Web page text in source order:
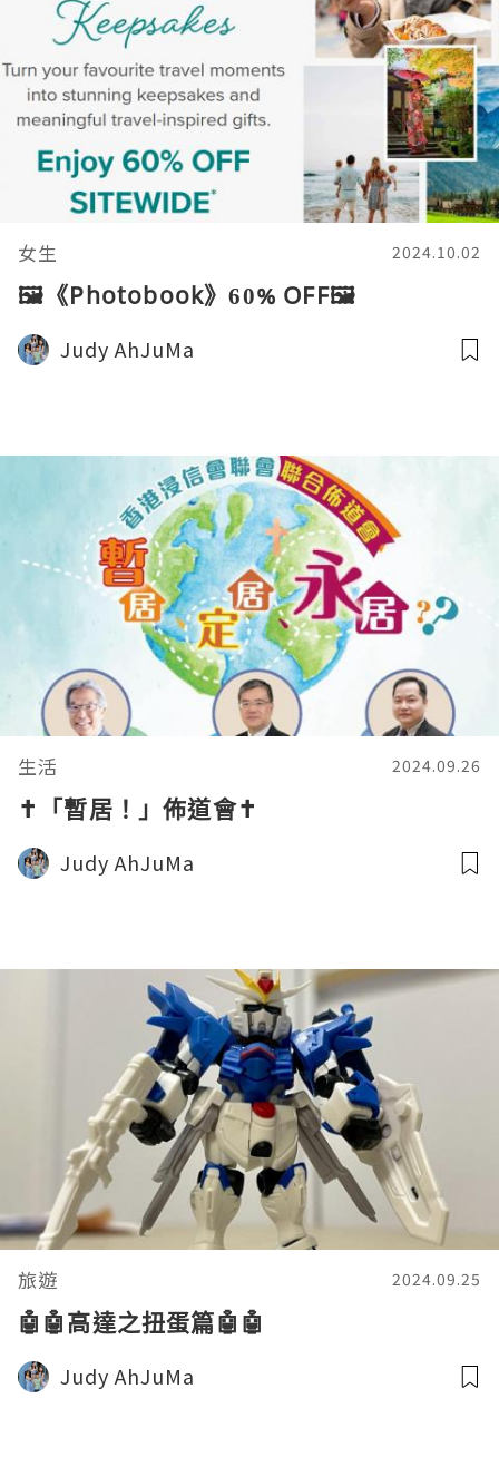
女生 2024.10.02
🖼️《Photobook》60% OFF🖼️
Judy AhJuMa
生活 2024.09.26
✝️「暫居！」佈道會✝️
Judy AhJuMa
旅遊 2024.09.25
🤖🤖高達之扭蛋篇🤖🤖
Judy AhJuMa